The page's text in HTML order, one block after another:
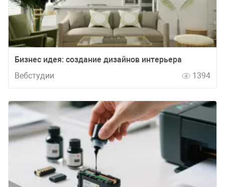
Бизнес идея: создание дизайнов интерьера
Вебстудии
1394